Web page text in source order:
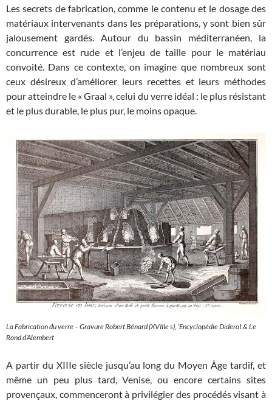
Les secrets de fabrication, comme le contenu et le dosage des
matériaux intervenants dans les préparations, y sont bien sûr
jalousement gardés. Autour du bassin méditerranéen, la
concurrence est rude et l’enjeu de taille pour le matériau
convoité. Dans ce contexte, on imagine que nombreux sont
ceux désireux d’améliorer leurs recettes et leurs méthodes
pour atteindre le « Graal », celui du verre idéal : le plus résistant
et le plus durable, le plus pur, le moins opaque.
La Fabrication du verre –Gravure Robert Bénard (XVIIIe s), ‘Encyclopédie Diderot & Le
Rond d’Alembert
A partir du XIIIe siècle jusqu’au long du Moyen Âge tardif, et
même un peu plus tard, Venise, ou encore certains sites
provençaux, commenceront à privilégier des procédés visant à